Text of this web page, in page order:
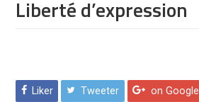
Liberté d’expression
Liker Tweeter on Google